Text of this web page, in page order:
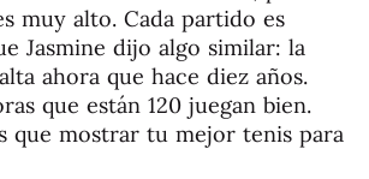
muy alto. Cada partido es
Jasmine dijo algo similar: la
ahora que hace diez años.
que están 120 juegan bien.
que mostrar tu mejor tenis para